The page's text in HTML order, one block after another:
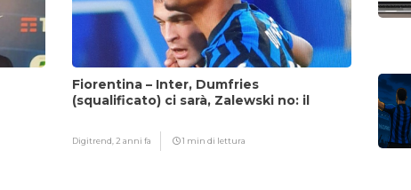
Fiorentina – Inter, Dumfries
(squalificato) ci sarà, Zalewski no: il
Digitrend,2 anni fa 1 min di lettura